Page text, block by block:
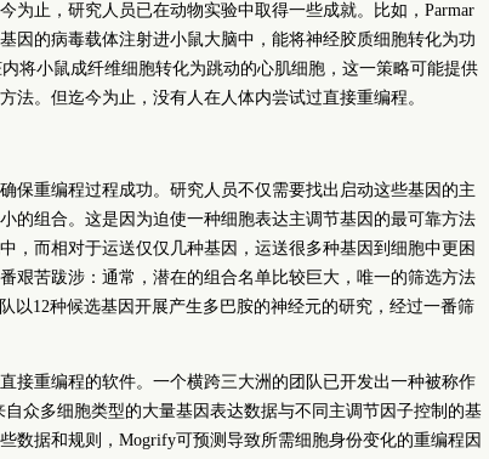
为止，研究人员已在动物实验中取得一些成就。比如，Parmar
因的病毒载体注射进小鼠大脑中，能将神经胶质细胞转化为功
将小鼠成纤维细胞转化为跳动的心肌细胞，这一策略可能提供
法。但迄今为止，没有人在人体内尝试过直接重编程。
保重编程过程成功。研究人员不仅需要找出启动这些基因的主
的组合。这是因为迫使一种细胞表达主调节基因的最可靠方法
，而相对于运送仅仅几种基因，运送很多种基因到细胞中更困
艰苦跋涉：通常，潜在的组合名单比较巨大，唯一的筛选方法
以12种候选基因开展产生多巴胺的神经元的研究，经过一番筛
接重编程的软件。一个横跨三大洲的团队已开发出一种被称作
众多细胞类型的大量基因表达数据与不同主调节因子控制的基
数据和规则，Mogrify可预测导致所需细胞身份变化的重编程因